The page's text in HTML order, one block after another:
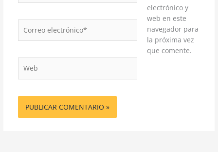
electrónico*
electrónico y
web en este
navegador para
la próxima vez
que comente.